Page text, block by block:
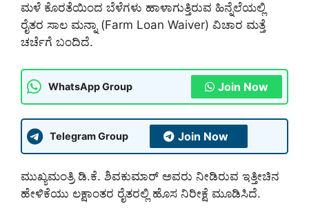
ಮಳೆ ಕೊರತೆಯಿಂದ ಬೆಳೆಗಳು ಹಾಳಾಗುತ್ತಿರುವ ಹಿನ್ನೆಲೆಯಲ್ಲಿ
ರೈತರ ಸಾಲ ಮನ್ನಾ (Farm Loan Waiver) ವಿಚಾರ ಮತ್ತೆ
ಚರ್ಚೆಗೆ ಬಂದಿದೆ.
WhatsApp Group Join Now
Telegram Group Join Now
ಮುಖ್ಯಮಂತ್ರಿ ಡಿ.ಕೆ. ಶಿವಕುಮಾರ್ ಅವರು ನೀಡಿರುವ ಇತ್ತೀಚಿನ
ಹೇಳಿಕೆಯು ಲಕ್ಷಾಂತರ ರೈತರಲ್ಲಿ ಹೊಸ ನಿರೀಕ್ಷೆ ಮೂಡಿಸಿದೆ.